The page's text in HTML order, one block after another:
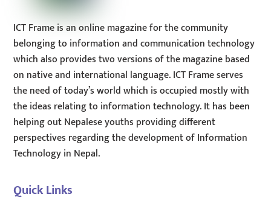
ICT Frame is an online magazine for the community
belonging to information and communication technology
which also provides two versions of the magazine based
on native and international language. ICT Frame serves
the need of today’s world which is occupied mostly with
the ideas relating to information technology. It has been
helping out Nepalese youths providing different
perspectives regarding the development of Information
Technology in Nepal.
Quick Links